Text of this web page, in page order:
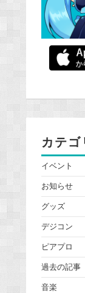
カテゴ
イベント
お知らせ
グッズ
デジコン
ピアプロ
過去の記事
音楽